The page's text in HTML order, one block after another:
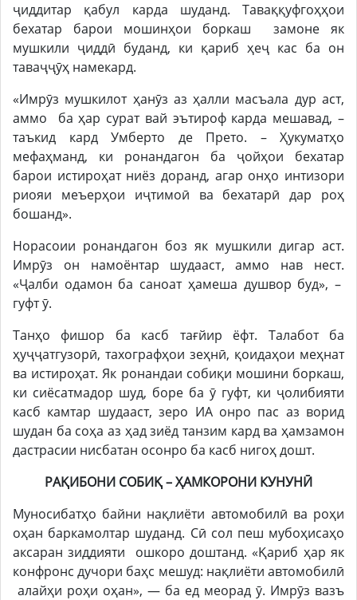
ҷиддитар қабул карда шуданд. Таваққуфгоҳҳои
бехатар барои мошинҳои боркаш замоне як
мушкили ҷиддӣ буданд, ки қариб ҳеҷ кас ба он
таваҷҷӯҳ намекард.
«Имрӯз мушкилот ҳанӯз аз ҳалли масъала дур аст,
аммо ба ҳар сурат вай эътироф карда мешавад, –
таъкид кард Умберто де Прето. – Ҳукуматҳо
мефаҳманд, ки ронандагон ба ҷойҳои бехатар
барои истироҳат ниёз доранд, агар онҳо интизори
риояи меъерҳои иҷтимоӣ ва бехатарӣ дар роҳ
бошанд».
Норасоии ронандагон боз як мушкили дигар аст.
Имрӯз он намоёнтар шудааст, аммо нав нест.
«Ҷалби одамон ба саноат ҳамеша душвор буд», –
гуфт ӯ.
Танҳо фишор ба касб тағйир ёфт. Талабот ба
ҳуҷҷатгузорӣ, тахографҳои зеҳнӣ, қоидаҳои меҳнат
ва истироҳат. Як ронандаи собиқи мошини боркаш,
ки сиёсатмадор шуд, боре ба ӯ гуфт, ки ҷолибияти
касб камтар шудааст, зеро ИА онро пас аз ворид
шудан ба соҳа аз ҳад зиёд танзим кард ва ҳамзамон
дастрасии нисбатан осонро ба касб нигоҳ дошт.
РАҚИБОНИ СОБИҚ – ҲАМКОРОНИ КУНУНӢ
Муносибатҳо байни нақлиёти автомобилӣ ва роҳи
оҳан баркамолтар шуданд. Сӣ сол пеш мубоҳисаҳо
аксаран зиддияти ошкоро доштанд. «Қариб ҳар як
конфронс дучори баҳс мешуд: нақлиёти автомобилӣ
алайҳи роҳи оҳан», — ба ед меорад ӯ. Имрӯз вазъ